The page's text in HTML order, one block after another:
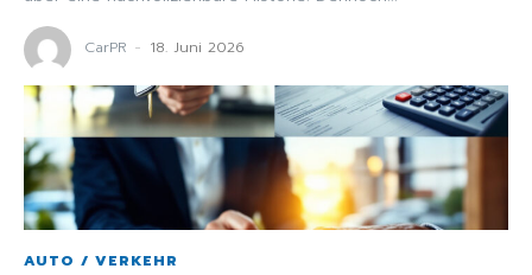
CarPR - 18. Juni 2026
AUTO / VERKEHR